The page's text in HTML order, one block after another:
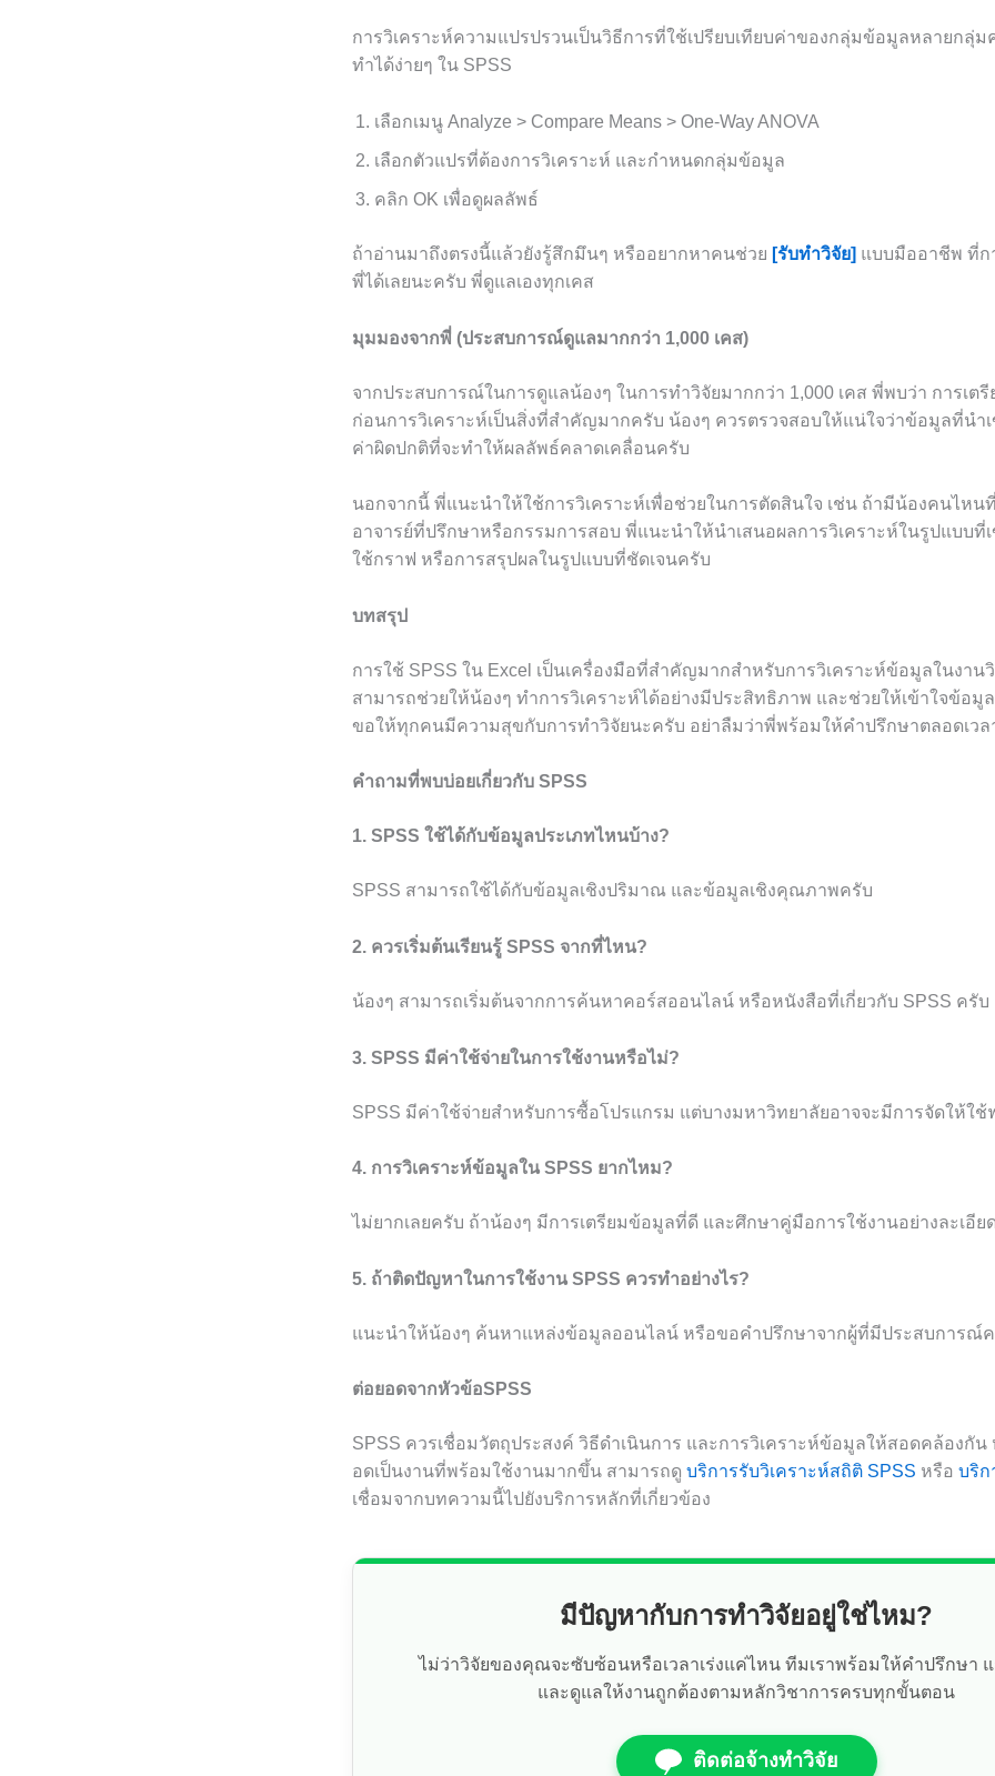
การวิเคราะห์ความแปรปรวนเป็นวิธีการที่ใช้เปรียบเทียบค่าของกลุ่มข้อมูลหลายกลุ่ม
ทำได้ง่ายๆ ใน SPSS
เลือกเมนู Analyze > Compare Means > One-Way ANOVA
เลือกตัวแปรที่ต้องการวิเคราะห์ และกำหนดกลุ่มข้อมูล
คลิก OK เพื่อดูผลลัพธ์
ถ้าอ่านมาถึงตรงนี้แล้วยังรู้สึกมึนๆ หรืออยากหาคนช่วย [รับทำวิจัย] แบบมืออาชีพ ที่ก
พี่ได้เลยนะครับ พี่ดูแลเองทุกเคส
มุมมองจากพี่ (ประสบการณ์ดูแลมากกว่า 1,000 เคส)
จากประสบการณ์ในการดูแลน้องๆ ในการทำวิจัยมากกว่า 1,000 เคส พี่พบว่า การเต
ก่อนการวิเคราะห์เป็นสิ่งที่สำคัญมากครับ น้องๆ ควรตรวจสอบให้แน่ใจว่าข้อมูลที่นำ
ค่าผิดปกติที่จะทำให้ผลลัพธ์คลาดเคลื่อนครับ
นอกจากนี้ พี่แนะนำให้ใช้การวิเคราะห์เพื่อช่วยในการตัดสินใจ เช่น ถ้ามีน้องคนไหน
อาจารย์ที่ปรึกษาหรือกรรมการสอบ พี่แนะนำให้นำเสนอผลการวิเคราะห์ในรูปแบบที่เ
ใช้กราฟ หรือการสรุปผลในรูปแบบที่ชัดเจนครับ
บทสรุป
การใช้ SPSS ใน Excel เป็นเครื่องมือที่สำคัญมากสำหรับการวิเคราะห์ข้อมูลในงาน
สามารถช่วยให้น้องๆ ทำการวิเคราะห์ได้อย่างมีประสิทธิภาพ และช่วยให้เข้าใจข้อมู
ขอให้ทุกคนมีความสุขกับการทำวิจัยนะครับ อย่าลืมว่าพี่พร้อมให้คำปรึกษาตลอดเวล
คำถามที่พบบ่อยเกี่ยวกับ SPSS
1. SPSS ใช้ได้กับข้อมูลประเภทไหนบ้าง?
SPSS สามารถใช้ได้กับข้อมูลเชิงปริมาณ และข้อมูลเชิงคุณภาพครับ
2. ควรเริ่มต้นเรียนรู้ SPSS จากที่ไหน?
น้องๆ สามารถเริ่มต้นจากการค้นหาคอร์สออนไลน์ หรือหนังสือที่เกี่ยวกับ SPSS ครับ
3. SPSS มีค่าใช้จ่ายในการใช้งานหรือไม่?
SPSS มีค่าใช้จ่ายสำหรับการซื้อโปรแกรม แต่บางมหาวิทยาลัยอาจจะมีการจัดให้ใช้
4. การวิเคราะห์ข้อมูลใน SPSS ยากไหม?
ไม่ยากเลยครับ ถ้าน้องๆ มีการเตรียมข้อมูลที่ดี และศึกษาคู่มือการใช้งานอย่างละเอียด
5. ถ้าติดปัญหาในการใช้งาน SPSS ควรทำอย่างไร?
แนะนำให้น้องๆ ค้นหาแหล่งข้อมูลออนไลน์ หรือขอคำปรึกษาจากผู้ที่มีประสบการณ์
ต่อยอดจากหัวข้อSPSS
SPSS ควรเชื่อมวัตถุประสงค์ วิธีดำเนินการ และการวิเคราะห์ข้อมูลให้สอดคล้องกัน
อดเป็นงานที่พร้อมใช้งานมากขึ้น สามารถดู บริการรับวิเคราะห์สถิติ SPSS หรือ บริก
เชื่อมจากบทความนี้ไปยังบริการหลักที่เกี่ยวข้อง
มีปัญหากับการทำวิจัยอยู่ใช่ไหม?
ไม่ว่าวิจัยของคุณจะซับซ้อนหรือเวลาเร่งแค่ไหน ทีมเราพร้อมให้คำปรึกษา
และดูแลให้งานถูกต้องตามหลักวิชาการครบทุกขั้นตอน
ติดต่อจ้างทำวิจัย